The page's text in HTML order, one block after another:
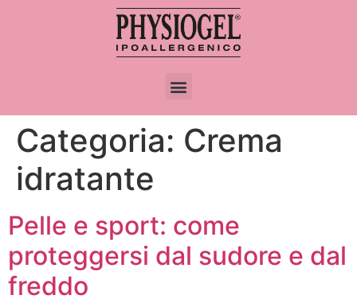
Categoria: Crema
idratante
Pelle e sport: come
proteggersi dal sudore e dal
freddo